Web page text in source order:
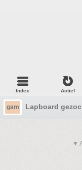
Index Actief
gam Lapboard
▼